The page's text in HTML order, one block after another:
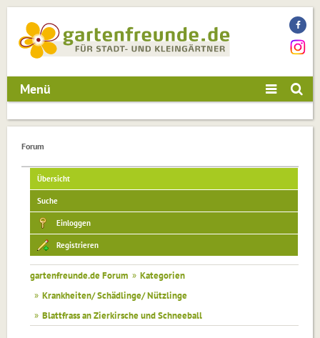
Menü
Forum
Übersicht
Suche
Einloggen
Registrieren
gartenfreunde.de Forum » Kategorien
» Krankheiten/ Schädlinge/ Nützlinge
» Blattfrass an Zierkirsche und Schneeball